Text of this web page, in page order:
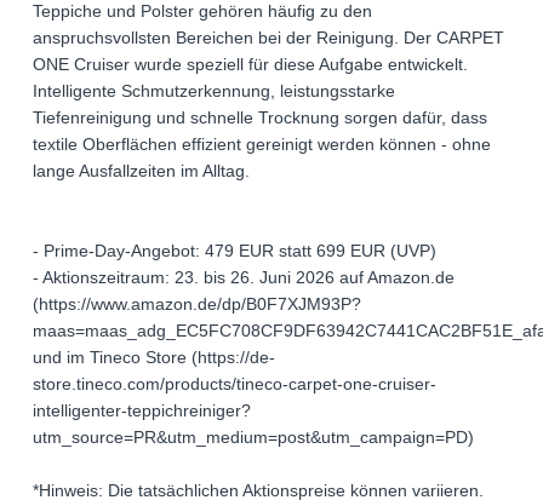
Teppiche und Polster gehören häufig zu den
anspruchsvollsten Bereichen bei der Reinigung. Der CARPET
ONE Cruiser wurde speziell für diese Aufgabe entwickelt.
Intelligente Schmutzerkennung, leistungsstarke
Tiefenreinigung und schnelle Trocknung sorgen dafür, dass
textile Oberflächen effizient gereinigt werden können - ohne
lange Ausfallzeiten im Alltag.
- Prime-Day-Angebot: 479 EUR statt 699 EUR (UVP)
- Aktionszeitraum: 23. bis 26. Juni 2026 auf Amazon.de
(https://www.amazon.de/dp/B0F7XJM93P?
und im Tineco Store (https://de-
store.tineco.com/products/tineco-carpet-one-cruiser-
intelligenter-teppichreiniger?
utm_source=PR&utm_medium=post&utm_campaign=PD)
*Hinweis: Die tatsächlichen Aktionspreise können variieren.